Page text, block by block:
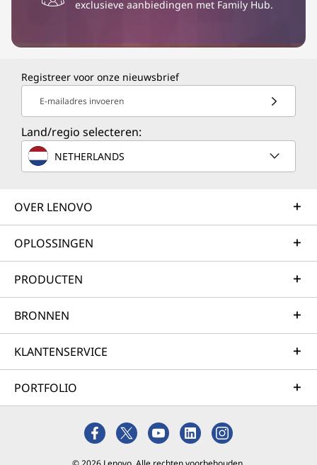
exclusieve aanbiedingen met Family Hub.
Registreer voor onze nieuwsbrief
E-mailadres invoeren
Land/regio selecteren:
NETHERLANDS
OVER LENOVO
OPLOSSINGEN
PRODUCTEN
BRONNEN
KLANTENSERVICE
PORTFOLIO